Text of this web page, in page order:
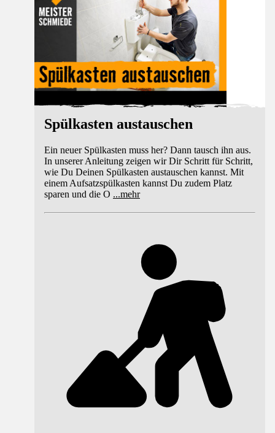
Spülkasten austauschen
Ein neuer Spülkasten muss her? Dann tausch ihn aus.
In unserer Anleitung zeigen wir Dir Schritt für Schritt,
wie Du Deinen Spülkasten austauschen kannst. Mit
einem Aufsatzspülkasten kannst Du zudem Platz
sparen und die O ...mehr